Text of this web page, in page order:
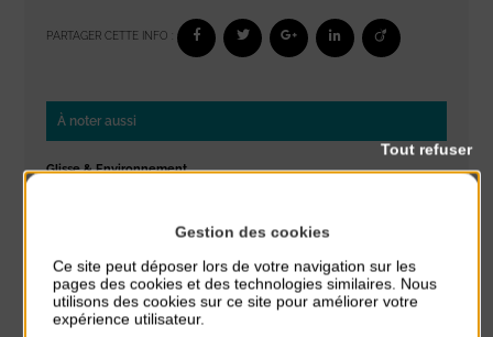
PARTAGER CETTE INFO :
À noter aussi
Glisse & Environnement
Concert
du 9 Août au 9 Août
Place du Général de Gaulle
Gestion des cookies
Ce site peut déposer lors de votre navigation sur les
pages des cookies et des technologies similaires. Nous
utilisons des cookies sur ce site pour améliorer votre
expérience utilisateur.
Tout refuser